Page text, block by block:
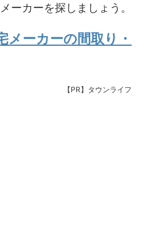
ーカーを探しましょう。
メーカーの間取り・
【PR】タウンライフ